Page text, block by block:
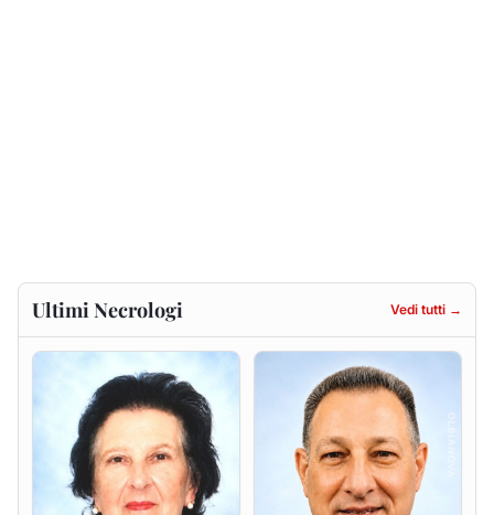
Francesca Anna Pirina
ved. Pileri
6 agosto 2026
Massimo Ricciu
6 agosto 2026